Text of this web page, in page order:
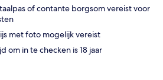
of contante borgsom vereist voor
met foto mogelijk vereist
om in te checken is 18 jaar